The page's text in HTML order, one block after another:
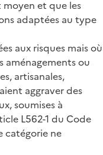
moyen et que les
adaptées au type
aux risques mais où
aménagements ou
artisanales,
aggraver des
soumises à
L562-1 du Code
catégorie ne